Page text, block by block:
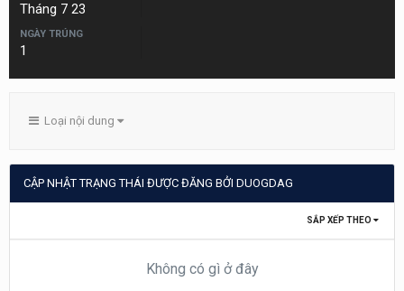
Tháng 7 23
NGÀY TRÚNG
1
Loại nội dung
CẬP NHẬT TRẠNG THÁI ĐƯỢC ĐĂNG BỞI DUOGDAG
SẮP XẾP THEO
Không có gì ở đây